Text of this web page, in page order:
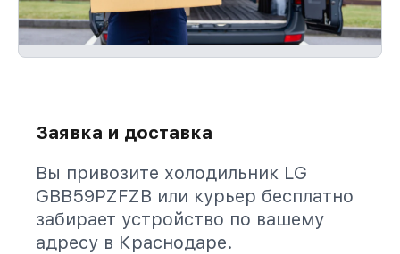
Заявка и доставка
Вы привозите холодильник LG
GBB59PZFZB или курьер бесплатно
забирает устройство по вашему
адресу в Краснодаре.